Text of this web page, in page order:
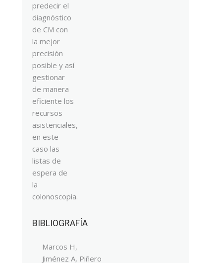
predecir el
diagnóstico
de CM con
la mejor
precisión
posible y así
gestionar
de manera
eficiente los
recursos
asistenciales,
en este
caso las
listas de
espera de
la
colonoscopia.
BIBLIOGRAFÍA
Marcos H,
Jiménez A, Piñero